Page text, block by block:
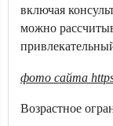
включая
можно
фото сайта
Возрастное